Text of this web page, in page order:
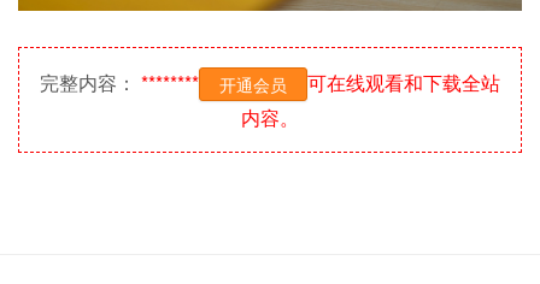
完整内容： ******** 开通会员
可在线观看和下载全站
内容。